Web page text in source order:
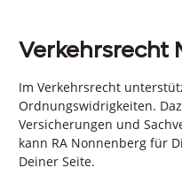
Verkehrsrecht
Im Verkehrsrecht
Ordnungswidrigkeiten.
Versicherungen und
kann RA Nonnenberg für
Deiner Seite.